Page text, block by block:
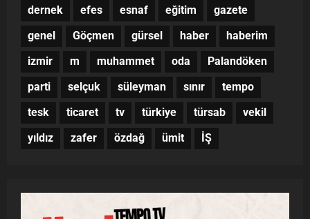
dernek
efes esnaf eğitim
gazete
genel
Göçmen gürsel haber
haberim
izmir
m muhammet oda
Palandöken
parti
selçuk süleyman sınır
tempo
tesk
ticaret tv türkiye türsab
vekil
yıldız
zafer özdağ ümit İŞ